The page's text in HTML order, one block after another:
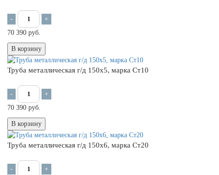
-
+
70 390 руб.
В корзину
Труба металлическая г/д 150х5, марка Ст10
-
+
70 390 руб.
В корзину
Труба металлическая г/д 150х6, марка Ст20
-
+